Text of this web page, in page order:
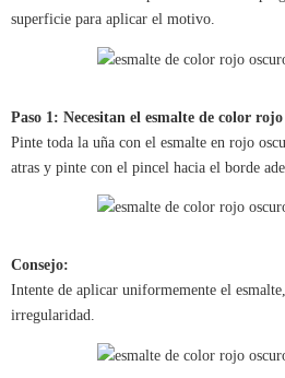
superficie para aplicar el motivo.
Paso 1: Necesitan el esmalte de color
Pinte toda la uña con el esmalte en rojo
atras y pinte con el pincel hacia el borde
Consejo:
Intente de aplicar uniformemente el
irregularidad.